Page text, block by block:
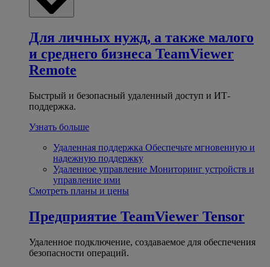
Для личных нужд, а также малого
и среднего бизнеса TeamViewer
Remote
Быстрый и безопасный удаленный доступ и ИТ-
поддержка.
Узнать больше
Удаленная поддержка Обеспечьте мгновенную и
надежную поддержку
Удаленное управление Мониторинг устройств и
управление ими
Смотреть планы и цены
Предприятие TeamViewer Tensor
Удаленное подключение, создаваемое для обеспечения
безопасности операций.